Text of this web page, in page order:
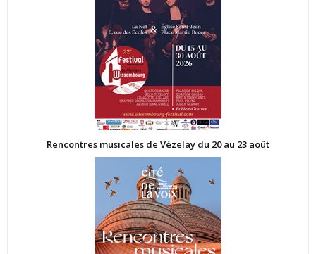
Rencontres musicales de Vézelay du 20 au 23 août